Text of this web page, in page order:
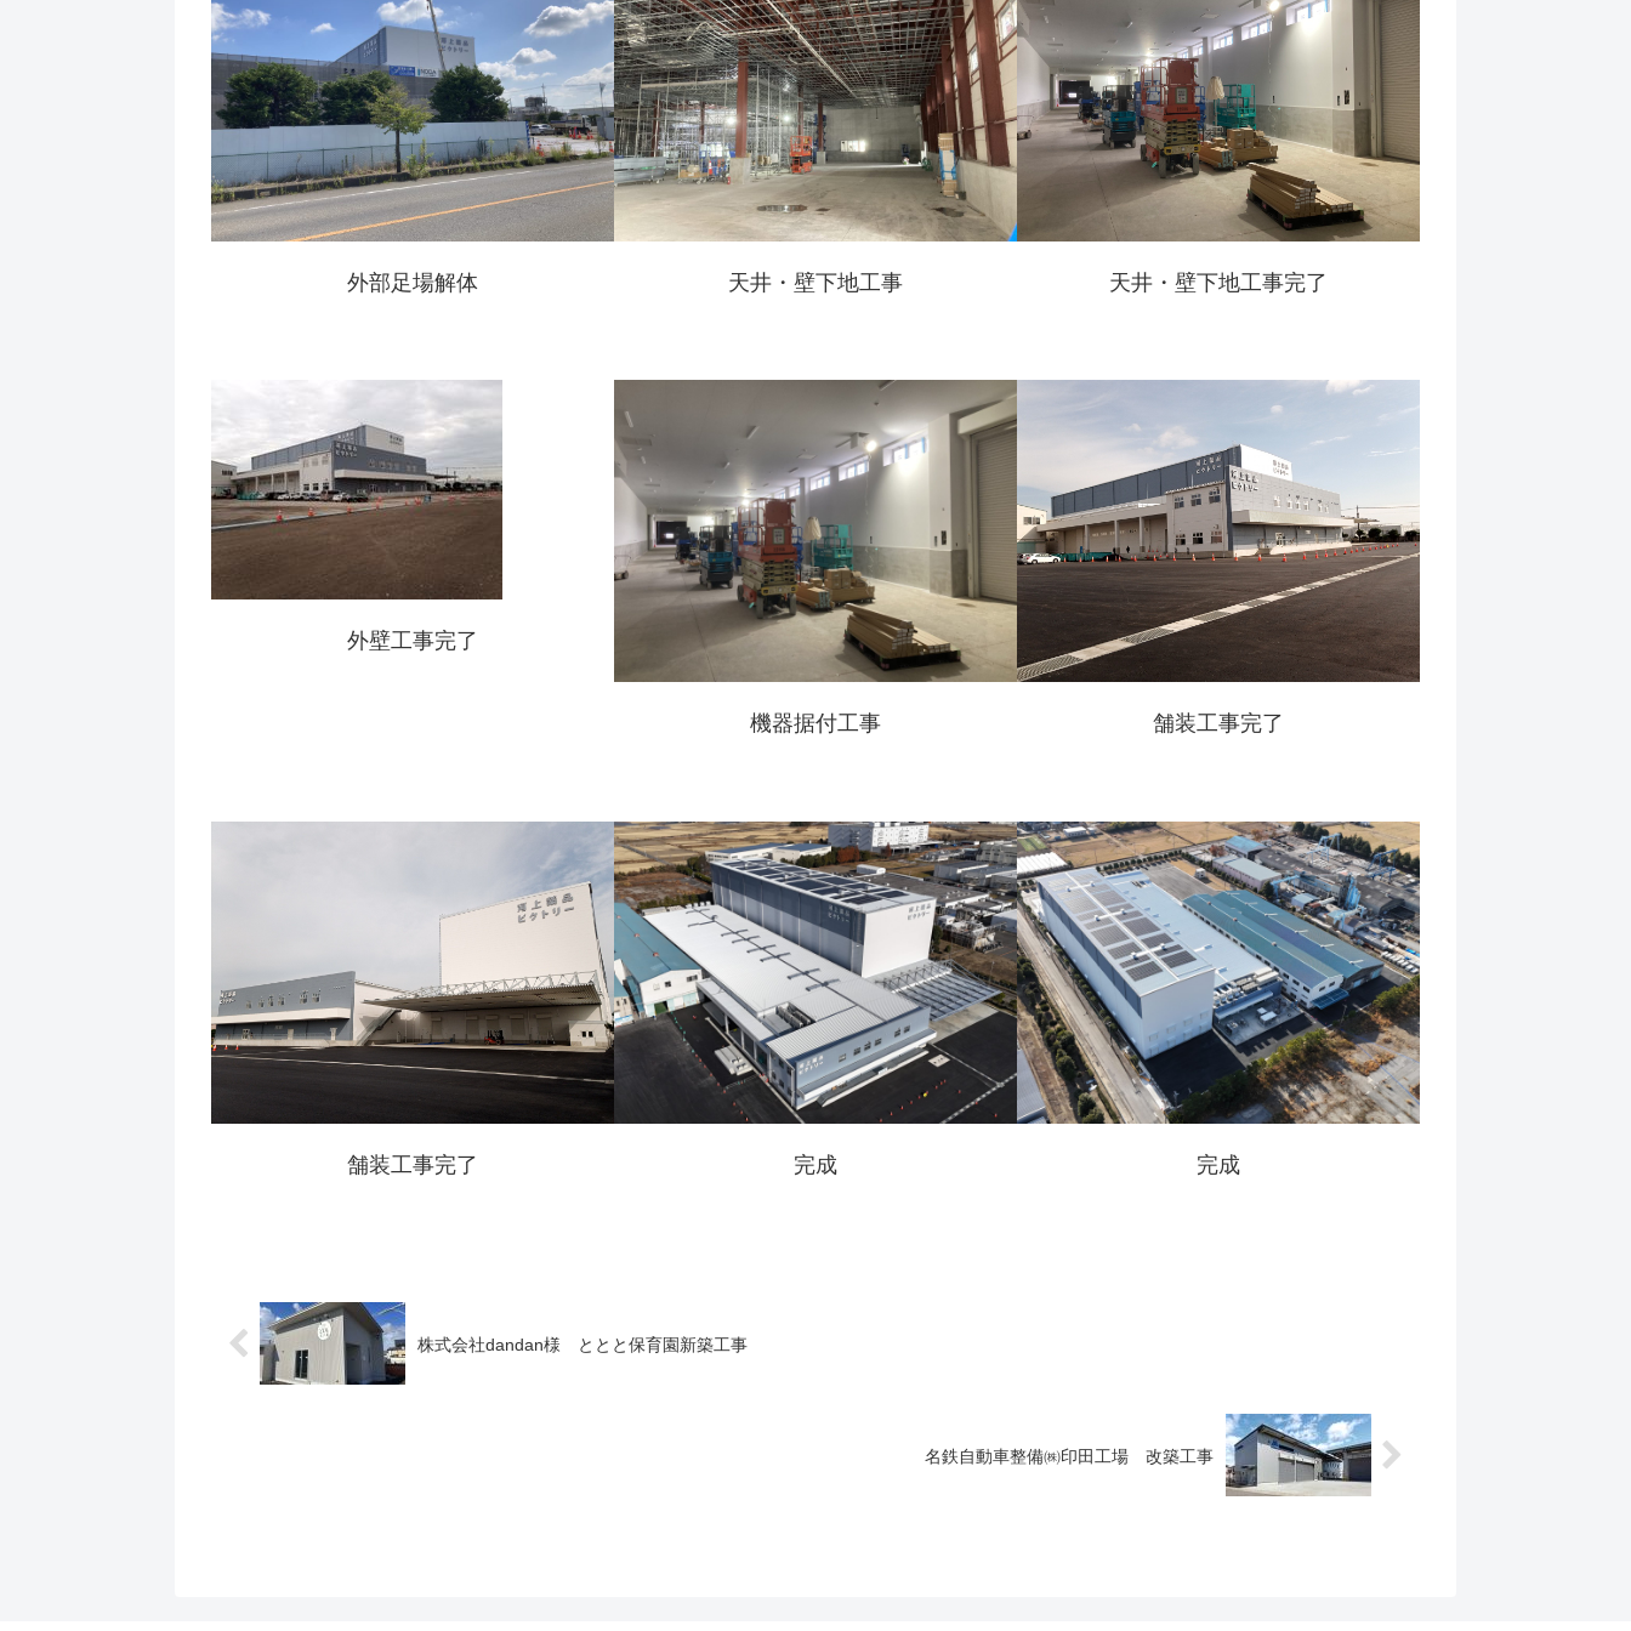
外部足場解体 天井・壁下地工事 天井・壁下地工事完了
外壁工事完了
機器据付工事 舗装工事完了
舗装工事完了 完成 完成
株式会社dandan様 ととと保育園新築工事
名鉄自動車整備㈱印田工場 改築工事